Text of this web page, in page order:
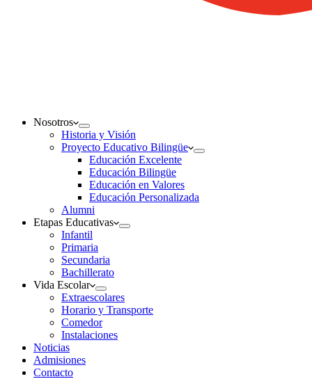
Nosotros
Historia y Visión
Proyecto Educativo Bilingüe
Educación Excelente
Educación Bilingüe
Educación en Valores
Educación Personalizada
Alumni
Etapas Educativas
Infantil
Primaria
Secundaria
Bachillerato
Vida Escolar
Extraescolares
Horario y Transporte
Comedor
Instalaciones
Noticias
Admisiones
Contacto